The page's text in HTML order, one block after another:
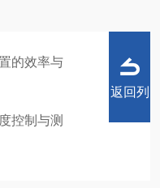
的效率与
控制与测
返回列